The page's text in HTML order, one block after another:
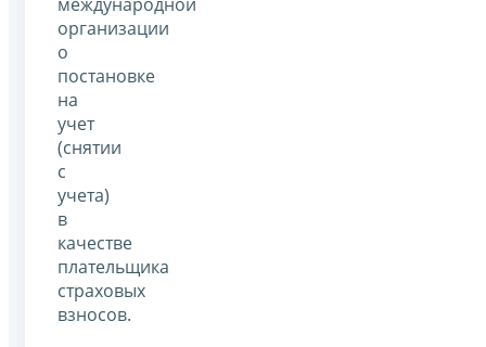
организации
о
постановке
на
учет
(снятии
с
учета)
в
качестве
плательщика
страховых
взносов.